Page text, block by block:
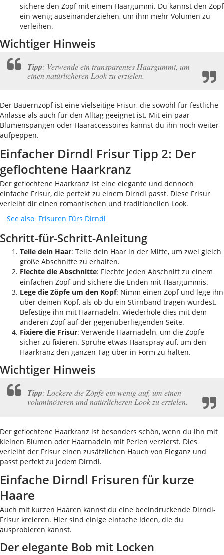
sichere den Zopf mit einem Haargummi. Du kannst den Zopf
ein wenig auseinanderziehen, um ihm mehr Volumen zu
verleihen.
Wichtiger Hinweis
Tipp: Verwende ein transparentes Haargummi, um
einen natürlicheren Look zu erzielen.
Der Bauernzopf ist eine vielseitige Frisur, die sowohl für festliche
Anlässe als auch für den Alltag geeignet ist. Mit ein paar
Blumenspangen oder Haaraccessoires kannst du ihn noch weiter
aufpeppen.
Einfacher Dirndl Frisur Tipp 2: Der
geflochtene Haarkranz
Der geflochtene Haarkranz ist eine elegante und dennoch
einfache Frisur, die perfekt zu einem Dirndl passt. Diese Frisur
verleiht dir einen romantischen und traditionellen Look.
See also Frisuren Fürs Dirndl
Schritt-für-Schritt-Anleitung
Teile dein Haar: Teile dein Haar in der Mitte, um zwei gleich
große Abschnitte zu erhalten.
Flechte die Abschnitte: Flechte jeden Abschnitt zu einem
einfachen Zopf und sichere die Enden mit Haargummis.
Lege die Zöpfe um den Kopf: Nimm einen Zopf und lege ihn
über deinen Kopf, als ob du ein Stirnband tragen würdest.
Befestige ihn mit Haarnadeln. Wiederhole dies mit dem
anderen Zopf auf der gegenüberliegenden Seite.
Fixiere die Frisur: Verwende Haarnadeln, um die Zöpfe
sicher zu fixieren. Sprühe etwas Haarspray auf, um den
Haarkranz den ganzen Tag über in Form zu halten.
Wichtiger Hinweis
Tipp: Lockere die Zöpfe ein wenig auf, um einen
voluminöseren und natürlicheren Look zu erzielen.
Der geflochtene Haarkranz ist besonders schön, wenn du ihn mit
kleinen Blumen oder Haarnadeln mit Perlen verzierst. Dies
verleiht der Frisur einen zusätzlichen Hauch von Eleganz und
passt perfekt zu jedem Dirndl.
Einfache Dirndl Frisuren für kurze
Haare
Auch mit kurzen Haaren kannst du eine beeindruckende Dirndl-
Frisur kreieren. Hier sind einige einfache Ideen, die du
ausprobieren kannst.
Der elegante Bob mit Locken